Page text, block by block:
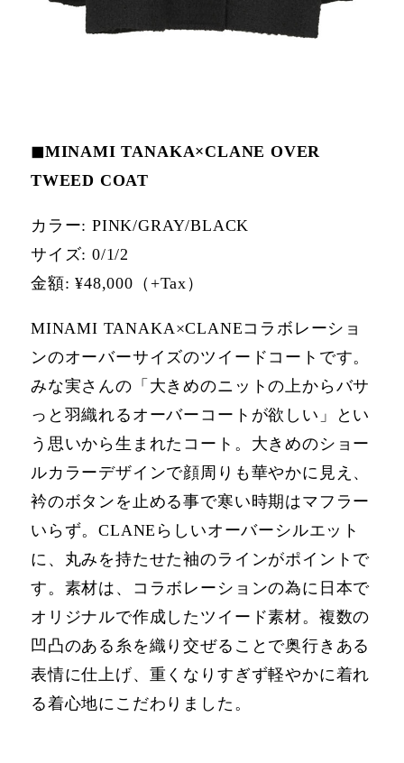
◼MINAMI TANAKA×CLANE OVER
TWEED COAT
カラー: PINK/GRAY/BLACK
サイズ: 0/1/2
⾦額: ¥48,000（+Tax）
MINAMI TANAKA×CLANEコラボレーショ
ンのオーバーサイズのツイードコートです。
みな実さんの「⼤きめのニットの上からバサ
っと⽻織れるオーバーコートが欲しい」とい
う思いから⽣まれたコート。⼤きめのショー
ルカラーデザインで顔周りも華やかに⾒え、
衿のボタンを⽌める事で寒い時期はマフラー
いらず。CLANEらしいオーバーシルエット
に、丸みを持たせた袖のラインがポイントで
す。素材は、コラボレーションの為に⽇本で
オリジナルで作成したツイード素材。複数の
凹凸のある⽷を織り交ぜることで奥⾏きある
表情に仕上げ、重くなりすぎず軽やかに着れ
る着⼼地にこだわりました。